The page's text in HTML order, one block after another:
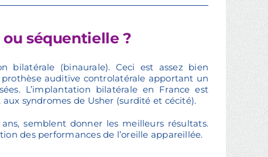
séquentielle ?
bilatérale (binaurale). Ceci est assez bien
auditive controlatérale apportant un
L’implantation bilatérale en France est
syndromes de Usher (surdité et cécité).
semblent donner les meilleurs résultats.
des performances de l’oreille appareillée.